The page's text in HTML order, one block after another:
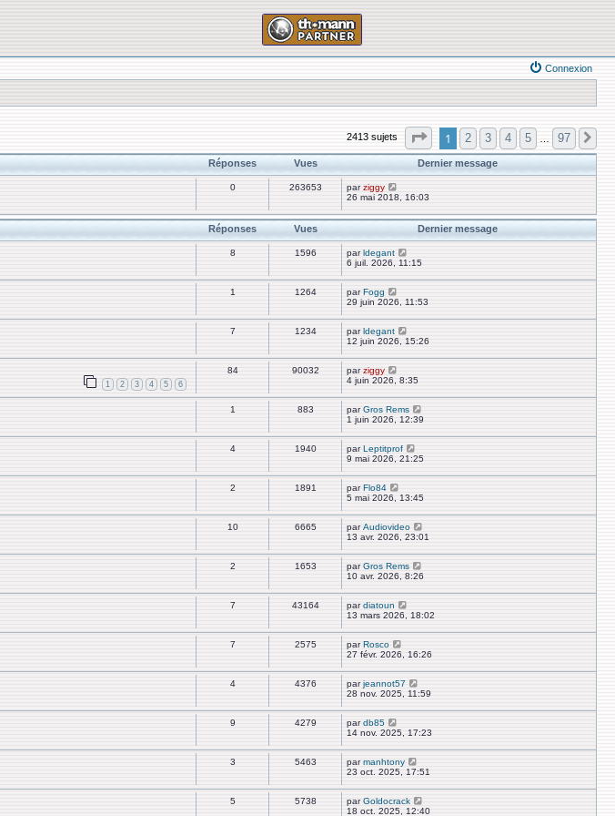
Connexion
2413 sujets Page sur97
1 2 3 4 5 97
Réponses Vues Dernier message
0 263653 parziggy
26 mai 2018, 16:03
Réponses Vues Dernier message
8 1596 parldegant
6 juil. 2026, 11:15
1 1264 parFogg
29 juin 2026, 11:53
7 1234 parldegant
12 juin 2026, 15:26
1 2 3 4 5 6
84 90032 parziggy
4 juin 2026, 8:35
1 883 parGros Rems
1 juin 2026, 12:39
4 1940 parLeptitprof
9 mai 2026, 21:25
2 1891 parFlo84
5 mai 2026, 13:45
10 6665 parAudiovideo
13 avr. 2026, 23:01
2 1653 parGros Rems
10 avr. 2026, 8:26
7 43164 pardiatoun
13 mars 2026, 18:02
7 2575 parRosco
27 févr. 2026, 16:26
4 4376 parjeannot57
28 nov. 2025, 11:59
9 4279 pardb85
14 nov. 2025, 17:23
3 5463 parmanhtony
23 oct. 2025, 17:51
5 5738 parGoldocrack
18 oct. 2025, 12:40